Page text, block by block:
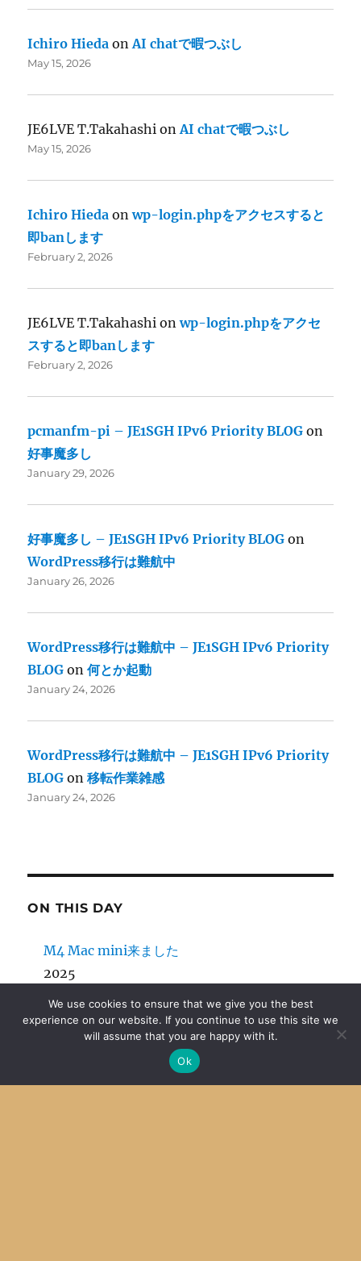
Ichiro Hieda onAI chatで暇つぶし
May 15, 2026
JE6LVE T.Takahashi onAI chatで暇つぶし
May 15, 2026
Ichiro Hieda onwp-login.phpをアクセスすると
即banします
February 2, 2026
JE6LVE T.Takahashi onwp-login.phpをアクセ
スすると即banします
February 2, 2026
pcmanfm-pi – JE1SGH IPv6 Priority BLOG on
好事魔多し
January 29, 2026
好事魔多し – JE1SGH IPv6 Priority BLOG on
WordPress移行は難航中
January 26, 2026
WordPress移行は難航中 – JE1SGH IPv6 Priority
BLOG on何とか起動
January 24, 2026
WordPress移行は難航中 – JE1SGH IPv6 Priority
BLOG on移転作業雑感
January 24, 2026
ON THIS DAY
M4 Mac mini来ました
2025
micro HDMI プラグまさかの座屈
We use cookies to ensure that we give you the best
experience on our website. If you continue to use this site we
will assume that you are happy with it.
Ok